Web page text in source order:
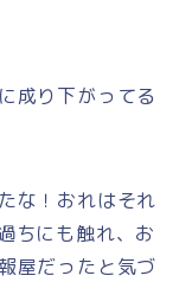
成り下がってる
な！おれはそれ
ちにも触れ、お
屋だったと気づ